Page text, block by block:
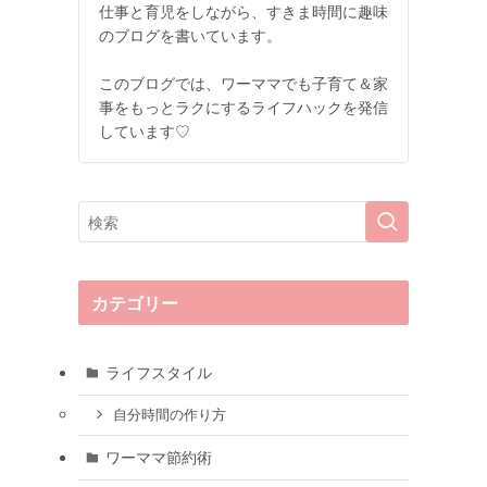
仕事と育児をしながら、すきま時間に趣味
のブログを書いています。
このブログでは、ワーママでも子育て＆家
事をもっとラクにするライフハックを発信
しています♡
カテゴリー
ライフスタイル
自分時間の作り方
ワーママ節約術